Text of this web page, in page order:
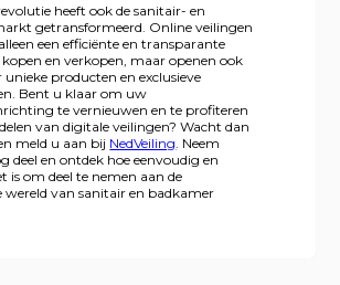
heeft ook de sanitair- en
getransformeerd. Online veilingen
een efficiënte en transparante
en verkopen, maar openen ook
unieke producten en exclusieve
Bent u klaar om uw
te vernieuwen en te profiteren
van digitale veilingen? Wacht dan
meld u aan bij NedVeiling . Neem
deel en ontdek hoe eenvoudig en
is om deel te nemen aan de
wereld van sanitair en badkamer